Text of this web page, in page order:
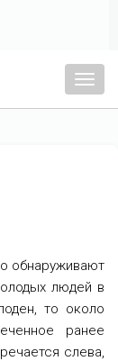
Меню
обнаруживают
людей в
то около
ранее
слева,